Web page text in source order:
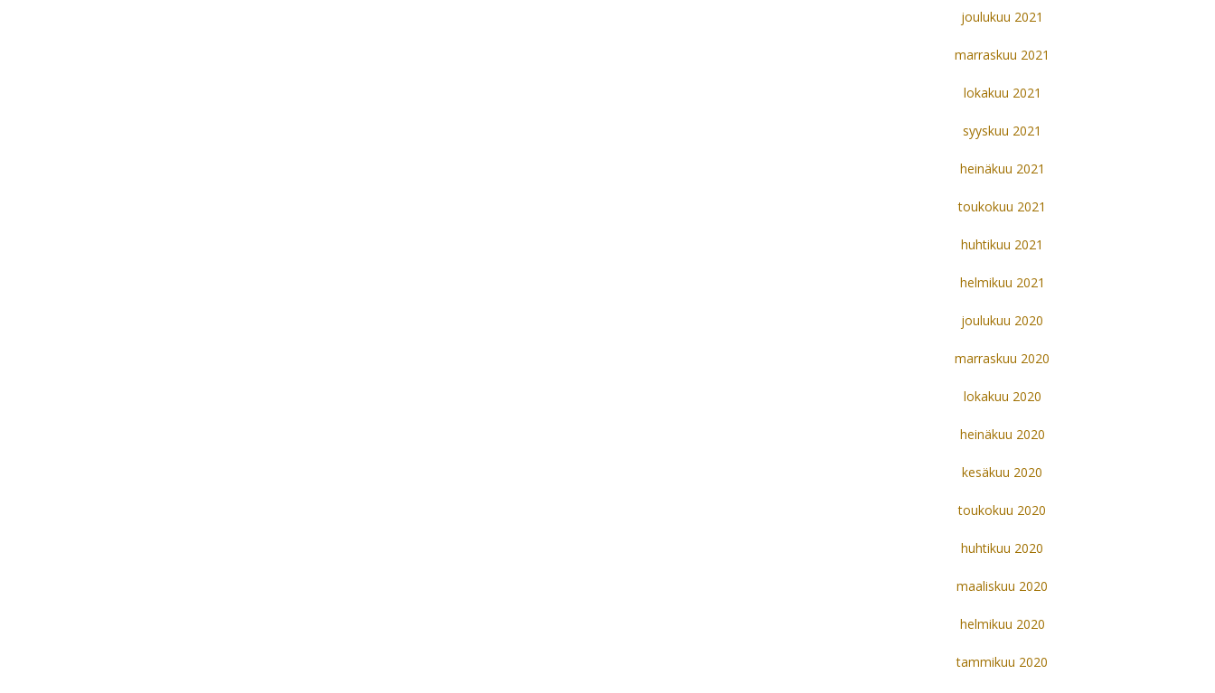
joulukuu 2021
marraskuu 2021
lokakuu 2021
syyskuu 2021
heinäkuu 2021
toukokuu 2021
huhtikuu 2021
helmikuu 2021
joulukuu 2020
marraskuu 2020
lokakuu 2020
heinäkuu 2020
kesäkuu 2020
toukokuu 2020
huhtikuu 2020
maaliskuu 2020
helmikuu 2020
tammikuu 2020